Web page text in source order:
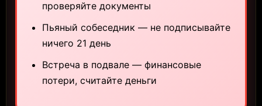
проверяйте документы
Пьяный собеседник — не подписывайте
ничего 21 день
Встреча в подвале — финансовые
потери, считайте деньги